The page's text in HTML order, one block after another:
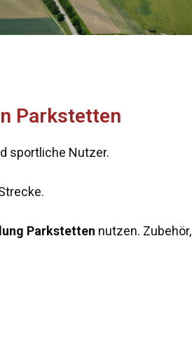
Parkstetten
sportliche Nutzer.
Parkstetten nutzen. Zubehör,